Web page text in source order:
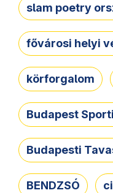
slam poetry
fővárosi helyi
körforgalom
Budapest
Budapesti
BENDZSÓ